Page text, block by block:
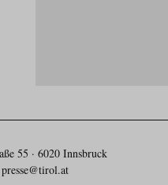
55 · 6020 Innsbruck
presse@tirol.at